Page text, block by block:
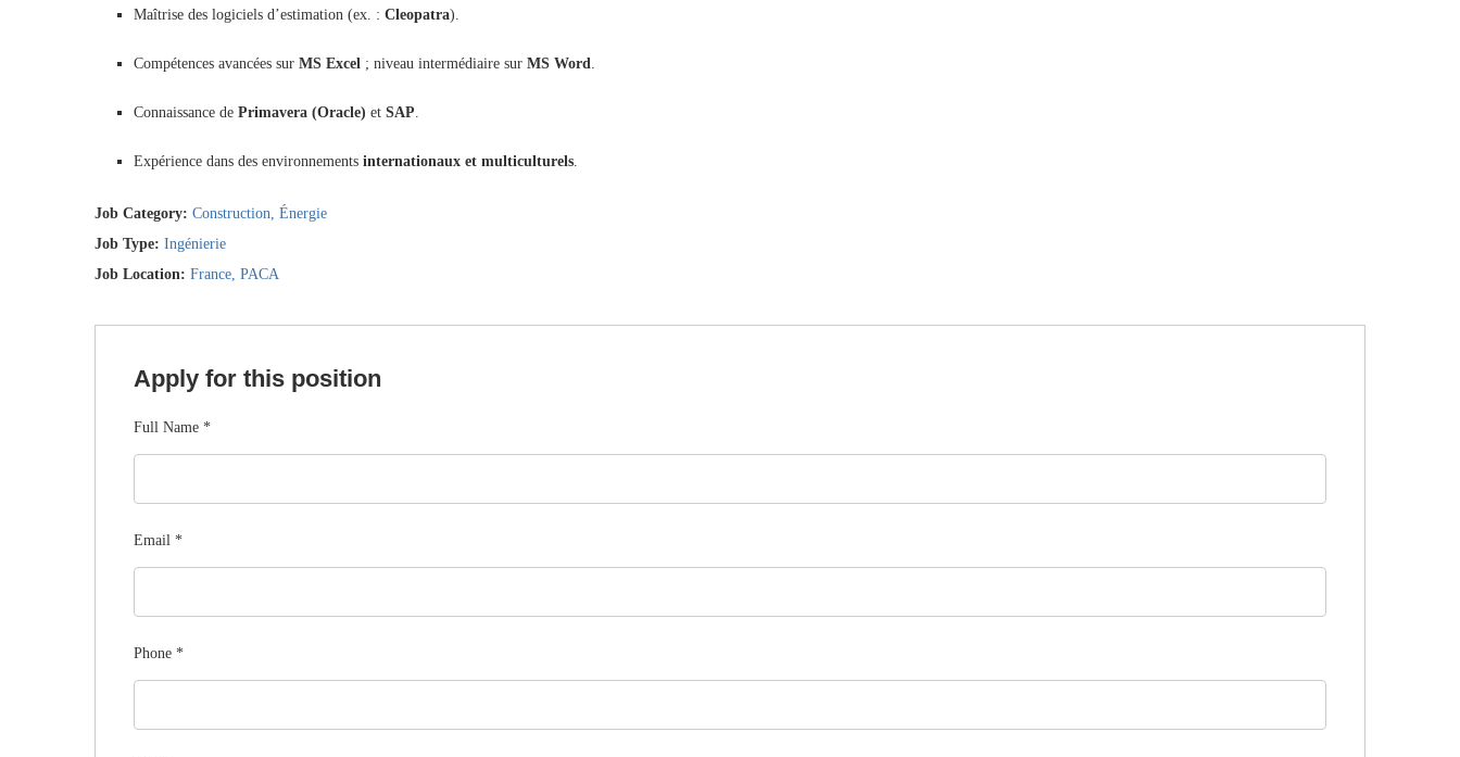
Maîtrise des logiciels d’estimation (ex. : Cleopatra).
Compétences avancées sur MS Excel ; niveau intermédiaire sur MS Word.
Connaissance de Primavera (Oracle) et SAP.
Expérience dans des environnements internationaux et multiculturels.
Job Category: Construction Énergie
Job Type: Ingénierie
Job Location: France PACA
Apply for this position
Full Name *
Email *
Phone *